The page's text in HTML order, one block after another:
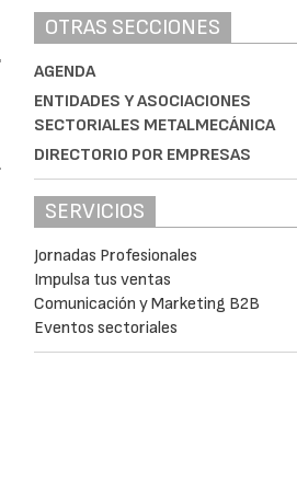
OTRAS SECCIONES
AGENDA
ENTIDADES Y ASOCIACIONES
SECTORIALES METALMECÁNICA
DIRECTORIO POR EMPRESAS
SERVICIOS
Jornadas Profesionales
Impulsa tus ventas
Comunicación y Marketing B2B
Eventos sectoriales